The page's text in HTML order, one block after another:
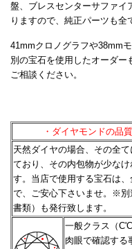
盤、ブレスセンターサファイ
りますので、純正パーツも全
41mmクロノグラフや38mm
別の宝石を使用したオーダー
ご相談ください。
・ダイヤモンドの品
天然ダイヤの場合、その全
ており、その内包物が少なけ
す。当店で使用する宝石は
で、ご安心下さいませ。
※別
書類）も発行致します。
一般クラス（
肉眼で確認する